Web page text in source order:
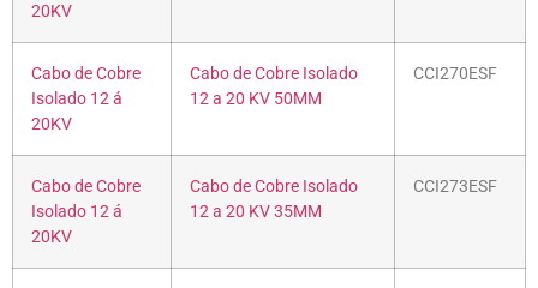
20KV
Cabo de Cobre
Isolado 12 á
20KV
Cabo de Cobre Isolado
12 a 20 KV 50MM
CCI270ESF
Cabo de Cobre
Isolado 12 á
20KV
Cabo de Cobre Isolado
12 a 20 KV 35MM
CCI273ESF